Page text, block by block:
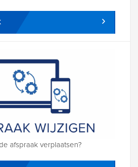
afspraak verplaatsen?